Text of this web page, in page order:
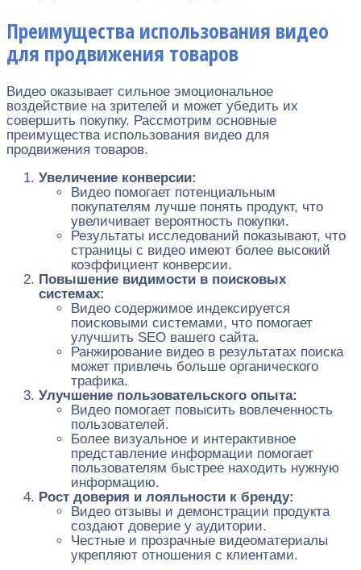
Преимущества использования видео
для продвижения товаров
Видео оказывает сильное эмоциональное
воздействие на зрителей и может убедить их
совершить покупку. Рассмотрим основные
преимущества использования видео для
продвижения товаров.
Увеличение конверсии:
Видео помогает потенциальным
покупателям лучше понять продукт, что
увеличивает вероятность покупки.
Результаты исследований показывают, что
страницы с видео имеют более высокий
коэффициент конверсии.
Повышение видимости в поисковых
системах:
Видео содержимое индексируется
поисковыми системами, что помогает
улучшить SEO вашего сайта.
Ранжирование видео в результатах поиска
может привлечь больше органического
трафика.
Улучшение пользовательского опыта:
Видео помогает повысить вовлеченность
пользователей.
Более визуальное и интерактивное
представление информации помогает
пользователям быстрее находить нужную
информацию.
Рост доверия и лояльности к бренду:
Видео отзывы и демонстрации продукта
создают доверие у аудитории.
Честные и прозрачные видеоматериалы
укрепляют отношения с клиентами.